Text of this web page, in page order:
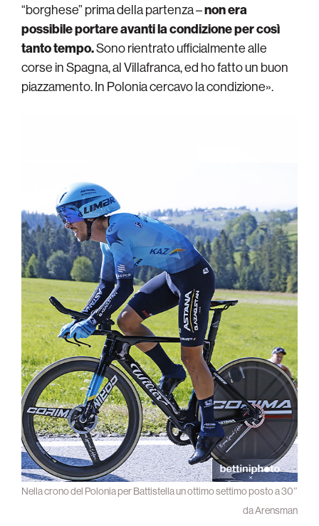
“borghese” prima della partenza –non era
possibile portare avanti la condizione per così
tanto tempo.Sono rientrato ufficialmente alle
corse in Spagna, al Villafranca, ed ho fatto un buon
piazzamento. In Polonia cercavo la condizione».
Nella crono del Polonia per Battistella un ottimo settimo posto a 30″
da Arensman